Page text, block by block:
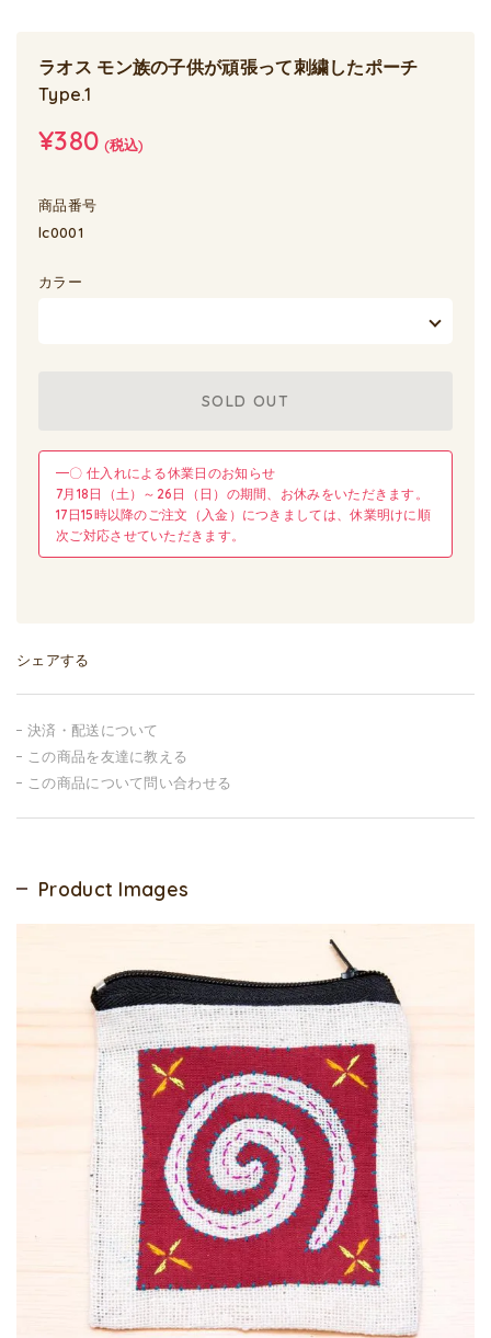
ラオス モン族の子供が頑張って刺繍したポーチ
Type.1
¥380 (税込)
商品番号
lc0001
カラー
SOLD OUT
━〇 仕入れによる休業日のお知らせ
7月18日（土）～26日（日）の期間、お休みをいただきます。
17日15時以降のご注文（入金）につきましては、休業明けに順
次ご対応させていただきます。
シェアする
決済・配送について
この商品を友達に教える
この商品について問い合わせる
Product Images